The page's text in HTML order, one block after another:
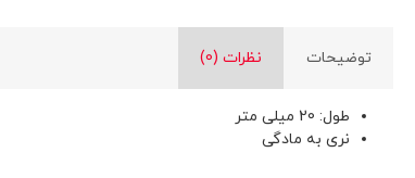
توضیحات نظرات (0)
طول: 20 میلی متر
نری به مادگی